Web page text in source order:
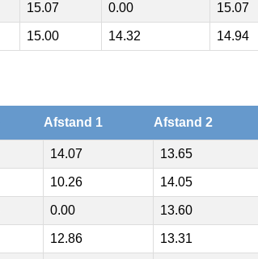
15.07 0.00 15.07
15.00 14.32 14.94
Afstand 1 Afstand 2
14.07 13.65
10.26 14.05
0.00 13.60
12.86 13.31